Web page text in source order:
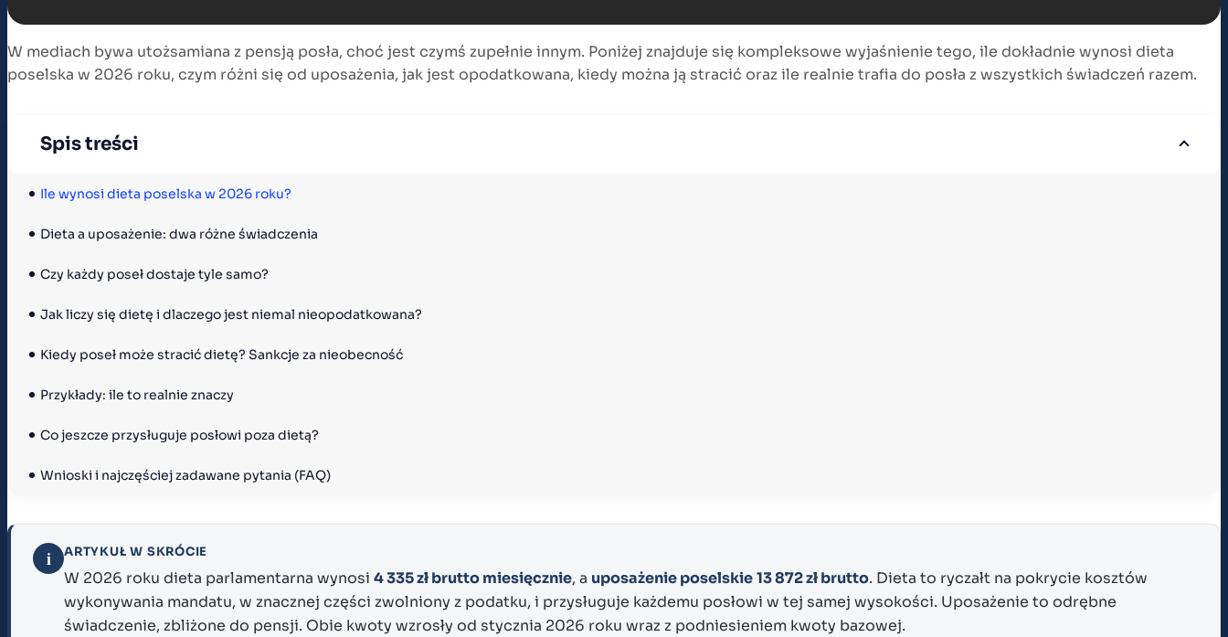
W mediach bywa utożsamiana z pensją posła, choć jest czymś zupełnie innym. Poniżej znajduje się kompleksowe wyjaśnienie tego, ile dokładnie wynosi dieta
poselska w 2026 roku, czym różni się od uposażenia, jak jest opodatkowana, kiedy można ją stracić oraz ile realnie trafia do posła z wszystkich świadczeń razem.
Spis treści
Ile wynosi dieta poselska w 2026 roku?
Dieta a uposażenie: dwa różne świadczenia
Czy każdy poseł dostaje tyle samo?
Jak liczy się dietę i dlaczego jest niemal nieopodatkowana?
Kiedy poseł może stracić dietę? Sankcje za nieobecność
Przykłady: ile to realnie znaczy
Co jeszcze przysługuje posłowi poza dietą?
Wnioski i najczęściej zadawane pytania (FAQ)
i ARTYKUŁ W SKRÓCIE
W 2026 roku dieta parlamentarna wynosi 4 335 zł brutto miesięcznie, a uposażenie poselskie13 872 zł brutto. Dieta to ryczałt na pokrycie kosztów
wykonywania mandatu, w znacznej części zwolniony z podatku, i przysługuje każdemu posłowi w tej samej wysokości. Uposażenie to odrębne
świadczenie, zbliżone do pensji. Obie kwoty wzrosły od stycznia 2026 roku wraz z podniesieniem kwoty bazowej.